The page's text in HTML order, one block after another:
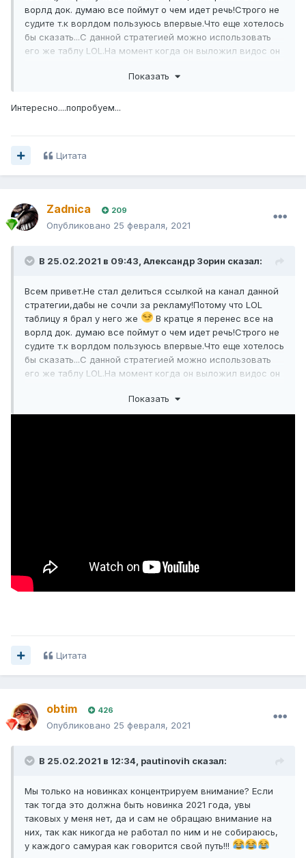
ворлд док. думаю все поймут о чем идет речь!Строго не
судите т.к ворлдом пользуюсь впервые.Что еще хотелось
бы сказать...С данной стратегией можно использовать
его же таблу LOL.На момент когда он выложил видос он
выигрышными.Благодоря кеф его плюс составил
вы отнесетесь к данной стратегии,но может ее можно
Lol_esports_ 2.1.xlsx
Показать
Интересно....попробуем...
Цитата
Zadnica 209
Опубликовано 25 февраля, 2021
В 25.02.2021 в 09:43, Александр Зорин сказал:
Всем привет.Не стал делиться ссылкой на канал данной
стратегии,дабы не сочли за рекламу!Потому что LOL
таблицу я брал у него же
В кратце я перенес все на
ворлд док. думаю все поймут о чем идет речь!Строго не
судите т.к ворлдом пользуюсь впервые.Что еще хотелось
бы сказать...С данной стратегией можно использовать
его же таблу LOL.На момент когда он выложил видос он
выигрышными.Благодоря кеф его плюс составил
12100(ставил он типа 10 000 на каждый матч)Не знаю как
Показать
Цитата
obtim 426
Опубликовано 25 февраля, 2021
В 25.02.2021 в 12:34, pautinovih сказал:
Мы только на новинках концентрируем внимание? Если
так тогда это должна быть новинка 2021 года, увы
таковых у меня нет, да и сам не обращаю внимание на
них, так как никогда не работал по ним и не собираюсь,
у каждого самурая как говорится свой путь!!!